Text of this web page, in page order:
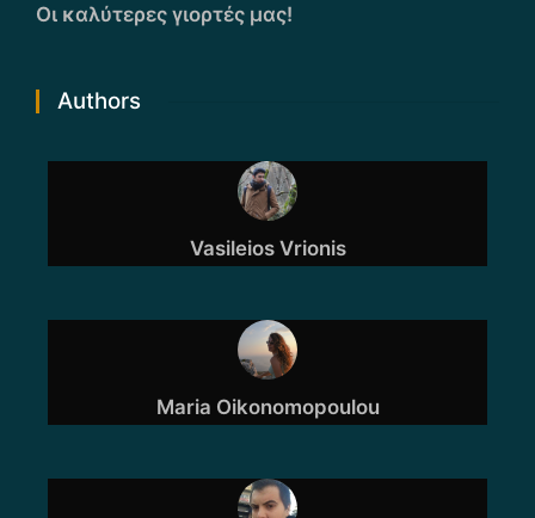
Οι καλύτερες γιορτές μας!
Authors
Vasileios Vrionis
Maria Oikonomopoulou